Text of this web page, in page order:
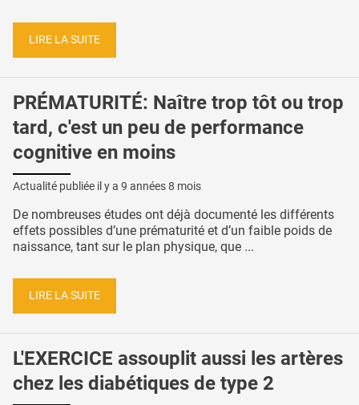
LIRE LA SUITE
PRÉMATURITÉ: Naître trop tôt ou trop
tard, c'est un peu de performance
cognitive en moins
Actualité publiée il y a 9 années 8 mois
De nombreuses études ont déjà documenté les différents
effets possibles d’une prématurité et d’un faible poids de
naissance, tant sur le plan physique, que ...
LIRE LA SUITE
L'EXERCICE assouplit aussi les artères
chez les diabétiques de type 2